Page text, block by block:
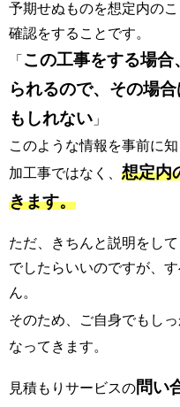
予期せぬものを想定内の
確認をすることです。
「 この工事をする場合
られるので、その場
もしれない 」
このような情報を事前に
加工事ではなく、 想定内
きます。
ただ、きちんと説明をし
でしたらいいのですが、
ん。
そのため、ご自身でもし
なってきます。
見積もりサービスの問い